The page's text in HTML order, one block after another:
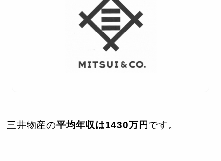
三井物産の平均年収は1430万円 です。